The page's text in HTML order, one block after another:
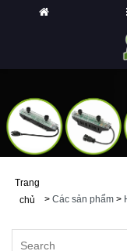
Trang
chủ
> Các sản phẩm >